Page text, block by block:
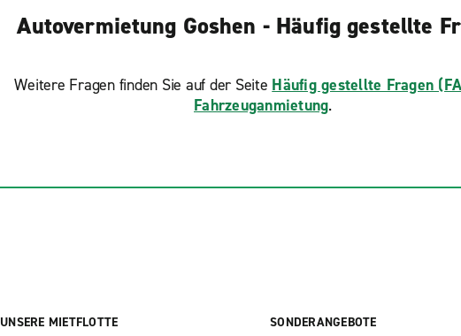
Autovermietung Goshen - Häufig gestellte
Weitere Fragen finden Sie auf der Seite Häufig gestellte Fragen
Fahrzeuganmietung.
UNSERE MIETFLOTTE SONDERANGEBOTE